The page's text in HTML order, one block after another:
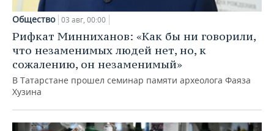
Общество 03 авг, 00:00
Рифкат Минниханов: «Как бы ни говорили,
что незаменимых людей нет, но, к
сожалению, он незаменимый»
В Татарстане прошел семинар памяти археолога Фаяза
Хузина